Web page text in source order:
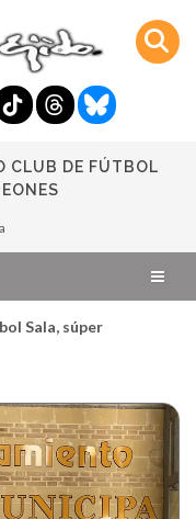
CLUB DE FÚTBOL
Sala, súper